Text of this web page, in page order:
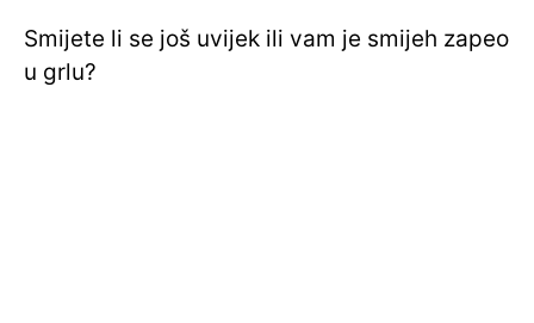
Smijete li se još uvijek ili vam je smijeh zapeo
u grlu?